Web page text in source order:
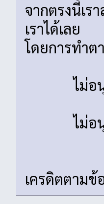
จากตรงนี้เร
เราได้เลย
โดยการทำต
ไม่อ
ไม่อ
เครดิตตาม